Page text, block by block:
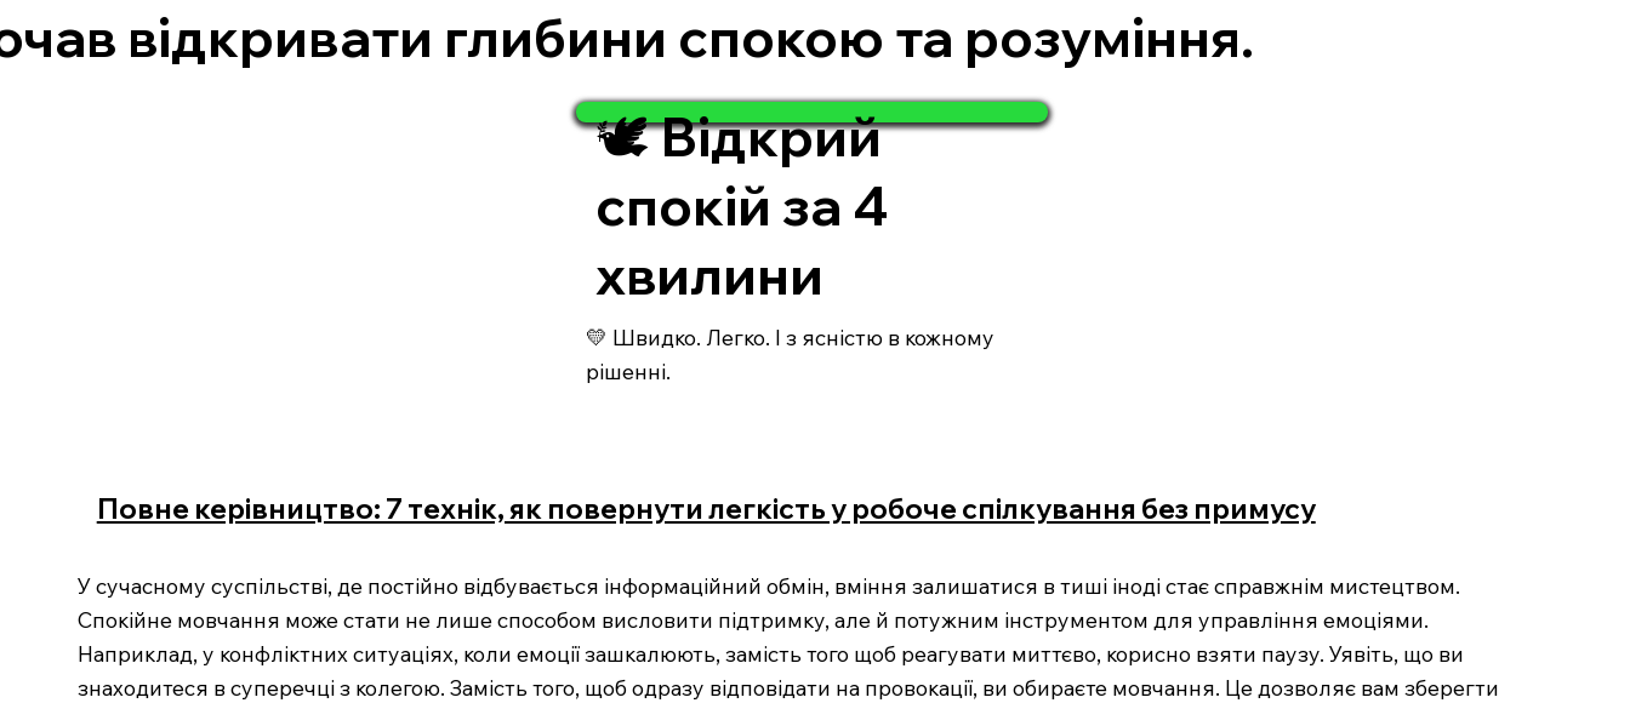
відкривати глибини спокою та розуміння.
🕊️ Відкрий
спокій за 4
хвилини
💛 Швидко. Легко. І з ясністю в кожному
рішенні.
Повне керівництво: 7 технік, як повернути легкість у робоче спілкування без примусу
У сучасному суспільстві, де постійно відбувається інформаційний обмін, вміння залишатися в тиші іноді стає справжнім мистецтвом.
Спокійне мовчання може стати не лише способом висловити підтримку, але й потужним інструментом для управління емоціями.
Наприклад, у конфліктних ситуаціях, коли емоції зашкалюють, замість того щоб реагувати миттєво, корисно взяти паузу. Уявіть, що ви
знаходитеся в суперечці з колегою. Замість того, щоб одразу відповідати на провокації, ви обираєте мовчання. Це дозволяє вам зберегти